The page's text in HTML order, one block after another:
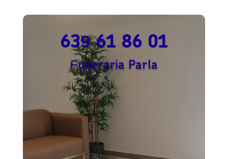
639 61 86 01
Funeraria Parla